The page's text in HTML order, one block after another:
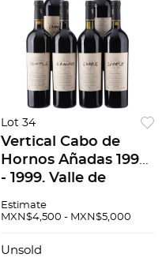
Lot 34
Vertical Cabo de
Hornos Añadas 1994
- 1999. Valle de
Niveles: en el cuello.
Estimate
MXN$4,500 - MXN$5,000
Unsold